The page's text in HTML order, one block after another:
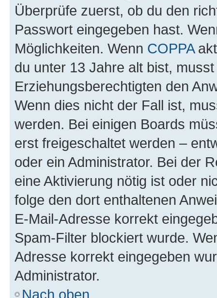
Überprüfe zuerst, ob du den
Passwort eingegeben hast.
Möglichkeiten. Wenn COPPA
du unter 13 Jahre alt bist,
Erziehungsberechtigten den
Wenn dies nicht der Fall ist,
werden. Bei einigen Boards
erst freigeschaltet werden –
oder ein Administrator. Bei der
eine Aktivierung nötig ist oder
folge den dort enthaltenen
E-Mail-Adresse korrekt
Spam-Filter blockiert wurde.
Adresse korrekt eingegeben
Administrator.
Nach oben